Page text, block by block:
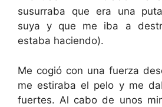
susurraba que era una
suya y que me iba a
estaba haciendo).
Me cogió con una fuerza
me estiraba el pelo y me
fuertes. Al cabo de unos